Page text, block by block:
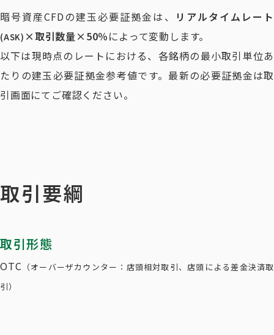
暗号資産CFDの建玉必要証拠金は、 リアルタイムレート
(ASK) ×取引数量×50％によって変動します。
以下は現時点のレートにおける、各銘柄の最小取引単位あ
たりの建玉必要証拠金参考値です。最新の必要証拠金は取
引画面にてご確認ください。
取引要綱
取引形態
OTC （オーバーザカウンター：店頭相対取引、店頭による差金決済取
引）